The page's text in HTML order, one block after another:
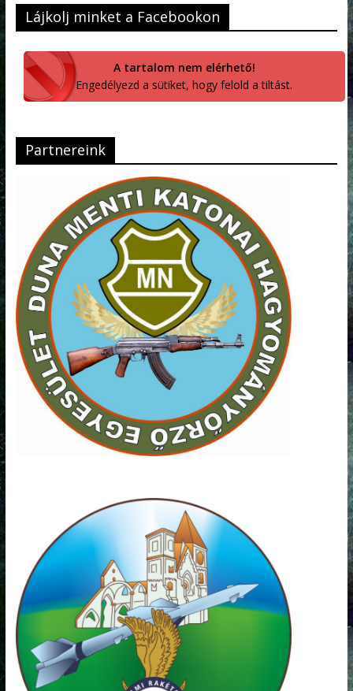
Lájkolj minket a Facebookon
A tartalom nem elérhető!
Engedélyezd a sütiket, hogy felold a tiltást.
Partnereink